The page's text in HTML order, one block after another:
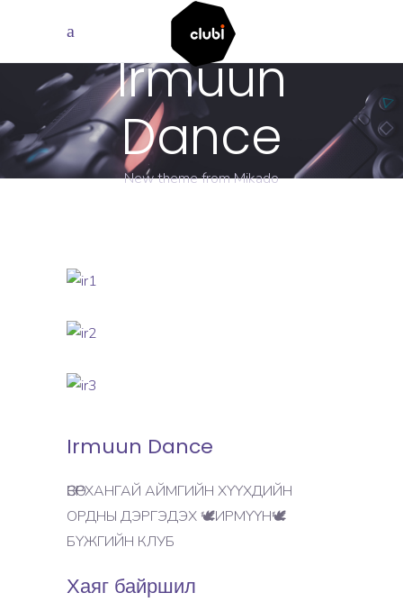
Irmuun
Dance
New theme from Mikado
Irmuun Dance
ӨВӨРХАНГАЙ АЙМГИЙН ХҮҮХДИЙН
ОРДНЫ ДЭРГЭДЭХ 🕊️ИРМҮҮН🕊️
БҮЖГИЙН КЛУБ
Хаяг байршил